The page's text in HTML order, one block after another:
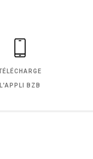
TÉLÉCHARGE
L'APPLI BZB